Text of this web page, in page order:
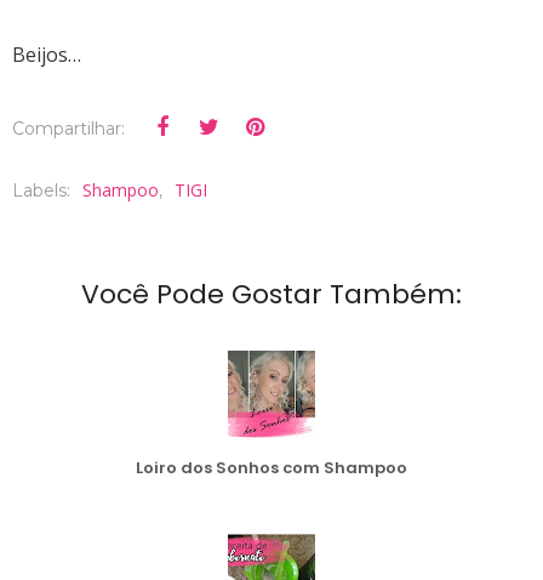
Beijos…
Compartilhar:
Labels: Shampoo, TIGI
Você Pode Gostar Também:
Loiro dos Sonhos com Shampoo